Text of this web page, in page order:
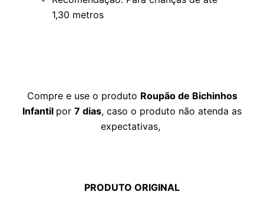
1,30 metros
Compre e use o produto Roupão de Bichinhos
Infantil por 7 dias, caso o produto não atenda as
expectativas,
PRODUTO ORIGINAL